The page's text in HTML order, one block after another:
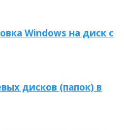
Windows на диск с
дисков (папок) в